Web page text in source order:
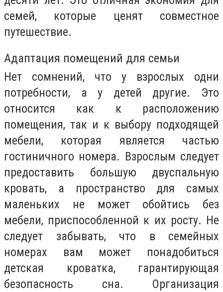
семей, которые ценят совместное
путешествие.
Адаптация помещений для семьи
Нет сомнений, что у взрослых одни
потребности, а у детей другие. Это
относится как к расположению
помещения, так и к выбору подходящей
мебели, которая является частью
гостиничного номера. Взрослым следует
предоставить большую двуспальную
кровать, а пространство для самых
маленьких не может обойтись без
мебели, приспособленной к их росту. Не
следует забывать, что в семейных
номерах вам может понадобиться
детская кроватка, гарантирующая
безопасность сна. Организация